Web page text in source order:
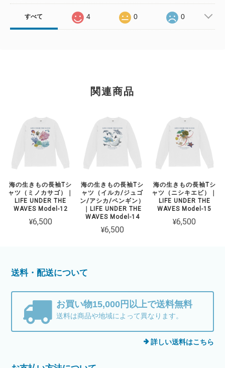
すべて 4 0 0
関連商品
海の生きもの長袖Tシ
ャツ（ミノカサゴ）｜
LIFE UNDER THE
WAVES Model-12
¥6,500
海の生きもの長袖Tシ
ャツ（イルカ/ジュゴ
ン/アシカ/ペンギン）
｜LIFE UNDER THE
WAVES Model-14
¥6,500
海の生きもの長袖Tシ
ャツ（ニシキエビ）｜
LIFE UNDER THE
WAVES Model-15
¥6,500
送料・配送について
お買い物15,000円以上で送料無料
送料は商品や地域によって異なります。
詳しい送料はこちら